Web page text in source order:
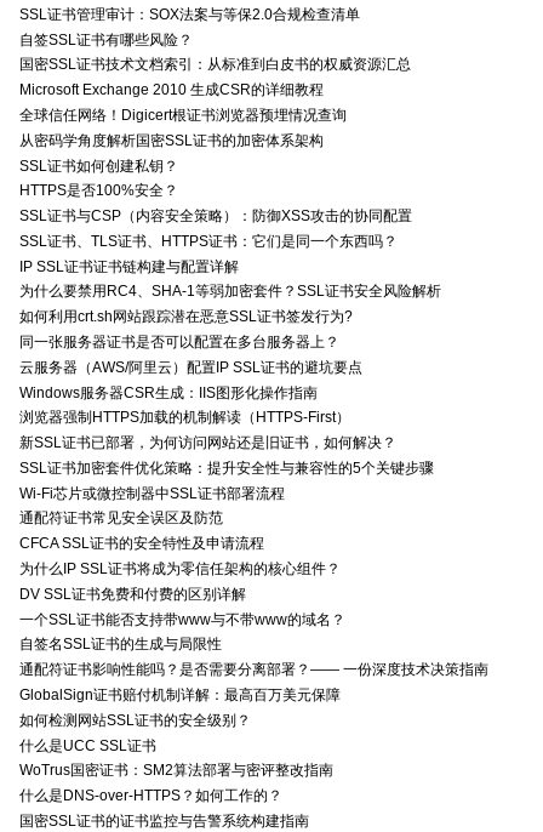
SSL证书管理审计：SOX法案与等保2.0合规检查清单
自签SSL证书有哪些风险？
国密SSL证书技术文档索引：从标准到白皮书的权威资源汇总
Microsoft Exchange 2010 生成CSR的详细教程
全球信任网络！Digicert根证书浏览器预埋情况查询
从密码学角度解析国密SSL证书的加密体系架构
SSL证书如何创建私钥？
HTTPS是否100%安全？
SSL证书与CSP（内容安全策略）：防御XSS攻击的协同配置
SSL证书、TLS证书、HTTPS证书：它们是同一个东西吗？
IP SSL证书证书链构建与配置详解
为什么要禁用RC4、SHA-1等弱加密套件？SSL证书安全风险解析
如何利用crt.sh网站跟踪潜在恶意SSL证书签发行为?
同一张服务器证书是否可以配置在多台服务器上？
云服务器（AWS/阿里云）配置IP SSL证书的避坑要点
Windows服务器CSR生成：IIS图形化操作指南
浏览器强制HTTPS加载的机制解读（HTTPS-First）
新SSL证书已部署，为何访问网站还是旧证书，如何解决？
SSL证书加密套件优化策略：提升安全性与兼容性的5个关键步骤
Wi-Fi芯片或微控制器中SSL证书部署流程
通配符证书常见安全误区及防范
CFCA SSL证书的安全特性及申请流程
为什么IP SSL证书将成为零信任架构的核心组件？
DV SSL证书免费和付费的区别详解
一个SSL证书能否支持带www与不带www的域名？
自签名SSL证书的生成与局限性
通配符证书影响性能吗？是否需要分离部署？—— 一份深度技术决策指南
GlobalSign证书赔付机制详解：最高百万美元保障
如何检测网站SSL证书的安全级别？
什么是UCC SSL证书
WoTrus国密证书：SM2算法部署与密评整改指南
什么是DNS-over-HTTPS？如何工作的？
国密SSL证书的证书监控与告警系统构建指南